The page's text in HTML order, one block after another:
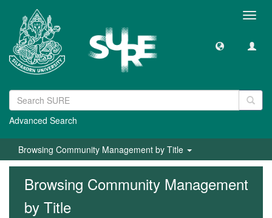
Advanced Search
Browsing Community Management by Title
Browsing Community Management
by Title